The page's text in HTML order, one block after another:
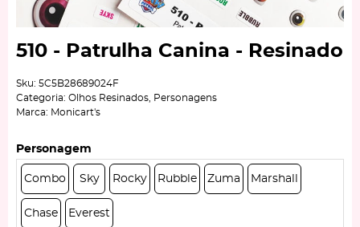
510 - Patrulha Canina - Resinado
Sku: 5C5B28689024F
Categoria: Olhos Resinados
Personagens
Marca: Monicart's
Personagem
Combo Sky Rocky Rubble Zuma Marshall
Chase Everest